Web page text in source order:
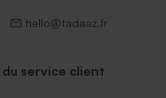
hello@tadaaz.fr
service client